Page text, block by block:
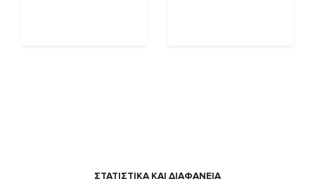
ΣΤΑΤΙΣΤΙΚΑ ΚΑΙ ΔΙΑΦΑΝΕΙΑ